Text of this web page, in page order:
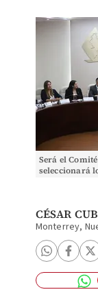
Será el
seleccionará
CÉSAR
Monterrey,